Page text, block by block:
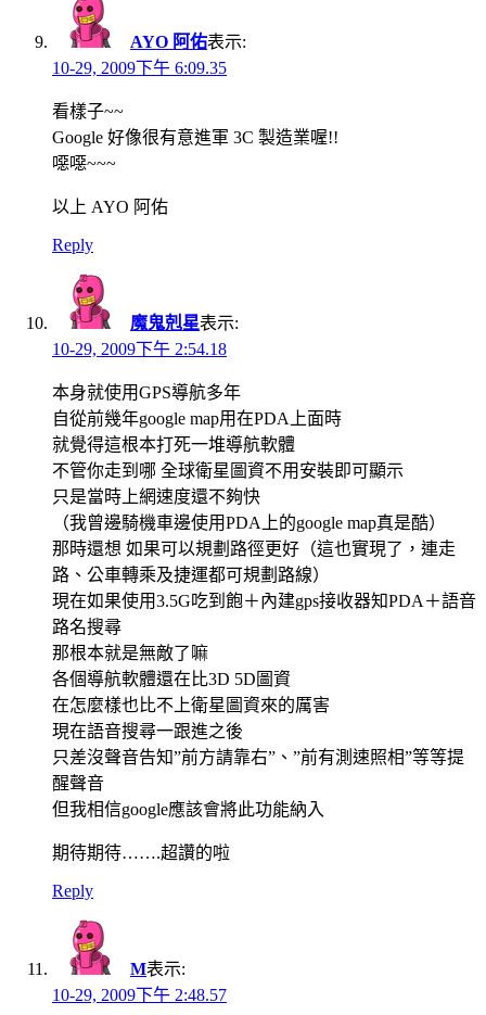
AYO 阿佑表示:
10-29, 2009下午 6:09.35
看樣子~~
Google 好像很有意進軍 3C 製造業喔!!
噁噁~~~
以上 AYO 阿佑
Reply
魔鬼剋星表示:
10-29, 2009下午 2:54.18
本身就使用GPS導航多年
自從前幾年google map用在PDA上面時
就覺得這根本打死一堆導航軟體
不管你走到哪 全球衛星圖資不用安裝即可顯示
只是當時上網速度還不夠快
（我曾邊騎機車邊使用PDA上的google map真是酷）
那時還想 如果可以規劃路徑更好（這也實現了，連走
路、公車轉乘及捷運都可規劃路線）
現在如果使用3.5G吃到飽＋內建gps接收器知PDA＋語音
路名搜尋
那根本就是無敵了嘛
各個導航軟體還在比3D 5D圖資
在怎麼樣也比不上衛星圖資來的厲害
現在語音搜尋一跟進之後
只差沒聲音告知”前方請靠右”、”前有測速照相”等等提
醒聲音
但我相信google應該會將此功能納入
期待期待…….超讚的啦
Reply
M表示:
10-29, 2009下午 2:48.57